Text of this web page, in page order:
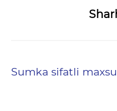
Sumka sifatli